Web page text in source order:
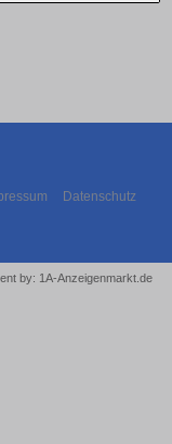
Datenschutz
by: 1A-Anzeigenmarkt.de